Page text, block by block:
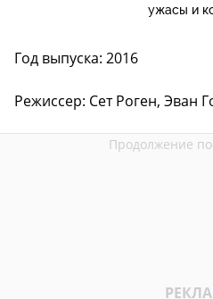
ужасы и
Год выпуска: 2016
Режиссер: Сет Роген, Эван